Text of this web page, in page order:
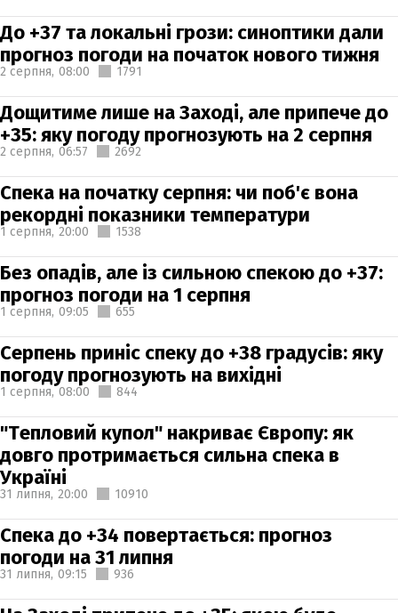
До +37 та локальні грози: синоптики дали
прогноз погоди на початок нового тижня
2 серпня, 08:00 1791
Дощитиме лише на Заході, але припече до
+35: яку погоду прогнозують на 2 серпня
2 серпня, 06:57 2692
Спека на початку серпня: чи поб'є вона
рекордні показники температури
1 серпня, 20:00 1538
Без опадів, але із сильною спекою до +37:
прогноз погоди на 1 серпня
1 серпня, 09:05 655
Серпень приніс спеку до +38 градусів: яку
погоду прогнозують на вихідні
1 серпня, 08:00 844
"Тепловий купол" накриває Європу: як
довго протримається сильна спека в
Україні
31 липня, 20:00 10910
Спека до +34 повертається: прогноз
погоди на 31 липня
31 липня, 09:15 936